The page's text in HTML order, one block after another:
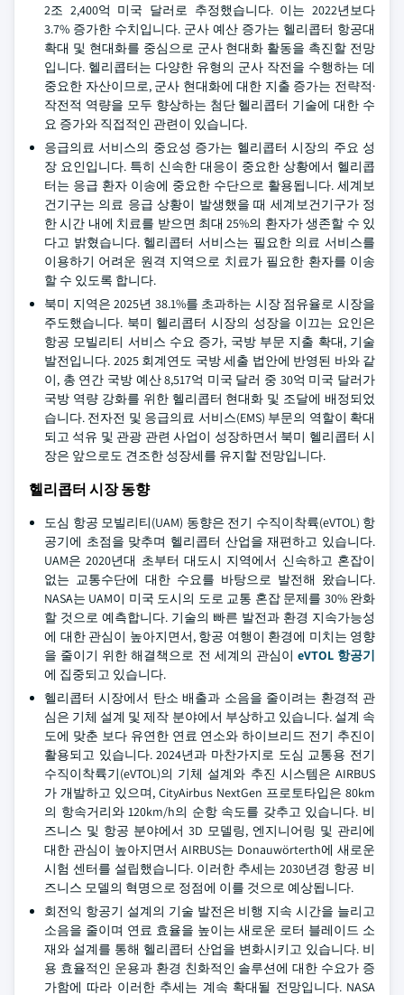
2조 2,400억 미국 달러로 추정했습니다. 이는 2022년보다
3.7% 증가한 수치입니다. 군사 예산 증가는 헬리콥터 항공대
확대 및 현대화를 중심으로 군사 현대화 활동을 촉진할 전망
입니다. 헬리콥터는 다양한 유형의 군사 작전을 수행하는 데
중요한 자산이므로, 군사 현대화에 대한 지출 증가는 전략적·
작전적 역량을 모두 향상하는 첨단 헬리콥터 기술에 대한 수
요 증가와 직접적인 관련이 있습니다.
응급의료 서비스의 중요성 증가는 헬리콥터 시장의 주요 성
장 요인입니다. 특히 신속한 대응이 중요한 상황에서 헬리콥
터는 응급 환자 이송에 중요한 수단으로 활용됩니다. 세계보
건기구는 의료 응급 상황이 발생했을 때 세계보건기구가 정
한 시간 내에 치료를 받으면 최대 25%의 환자가 생존할 수 있
다고 밝혔습니다. 헬리콥터 서비스는 필요한 의료 서비스를
이용하기 어려운 원격 지역으로 치료가 필요한 환자를 이송
할 수 있도록 합니다.
북미 지역은 2025년 38.1%를 초과하는 시장 점유율로 시장을
주도했습니다. 북미 헬리콥터 시장의 성장을 이끄는 요인은
항공 모빌리티 서비스 수요 증가, 국방 부문 지출 확대, 기술
발전입니다. 2025 회계연도 국방 세출 법안에 반영된 바와 같
이, 총 연간 국방 예산 8,517억 미국 달러 중 30억 미국 달러가
국방 역량 강화를 위한 헬리콥터 현대화 및 조달에 배정되었
습니다. 전자전 및 응급의료 서비스(EMS) 부문의 역할이 확대
되고 석유 및 관광 관련 사업이 성장하면서 북미 헬리콥터 시
장은 앞으로도 견조한 성장세를 유지할 전망입니다.
헬리콥터 시장 동향
도심 항공 모빌리티(UAM) 동향은 전기 수직이착륙(eVTOL) 항
공기에 초점을 맞추며 헬리콥터 산업을 재편하고 있습니다.
UAM은 2020년대 초부터 대도시 지역에서 신속하고 혼잡이
없는 교통수단에 대한 수요를 바탕으로 발전해 왔습니다.
NASA는 UAM이 미국 도시의 도로 교통 혼잡 문제를 30% 완화
할 것으로 예측합니다. 기술의 빠른 발전과 환경 지속가능성
에 대한 관심이 높아지면서, 항공 여행이 환경에 미치는 영향
을 줄이기 위한 해결책으로 전 세계의 관심이 eVTOL 항공기
에 집중되고 있습니다.
헬리콥터 시장에서 탄소 배출과 소음을 줄이려는 환경적 관
심은 기체 설계 및 제작 분야에서 부상하고 있습니다. 설계 속
도에 맞춘 보다 유연한 연료 연소와 하이브리드 전기 추진이
활용되고 있습니다. 2024년과 마찬가지로 도심 교통용 전기
수직이착륙기(eVTOL)의 기체 설계와 추진 시스템은 AIRBUS
가 개발하고 있으며, CityAirbus NextGen 프로토타입은 80km
의 항속거리와 120km/h의 순항 속도를 갖추고 있습니다. 비
즈니스 및 항공 분야에서 3D 모델링, 엔지니어링 및 관리에
대한 관심이 높아지면서 AIRBUS는 Donauwörterth에 새로운
시험 센터를 설립했습니다. 이러한 추세는 2030년경 항공 비
즈니스 모델의 혁명으로 정점에 이를 것으로 예상됩니다.
회전익 항공기 설계의 기술 발전은 비행 지속 시간을 늘리고
소음을 줄이며 연료 효율을 높이는 새로운 로터 블레이드 소
재와 설계를 통해 헬리콥터 산업을 변화시키고 있습니다. 비
용 효율적인 운용과 환경 친화적인 솔루션에 대한 수요가 증
가함에 따라 이러한 추세는 계속 확대될 전망입니다. NASA